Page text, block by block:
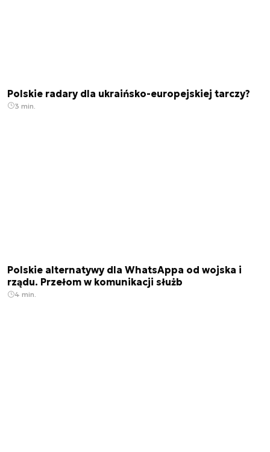
Polskie radary dla ukraińsko-europejskiej tarczy?
3 min.
Polskie alternatywy dla WhatsAppa od wojska i
rządu. Przełom w komunikacji służb
4 min.